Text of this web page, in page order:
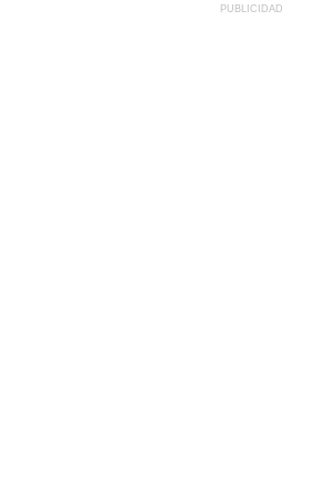
PUBLICIDAD